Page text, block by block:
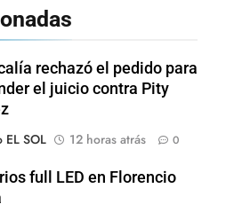
rechazó el pedido para
el juicio contra Pity
EL SOL
12 horas atrás 0
full LED en Florencio